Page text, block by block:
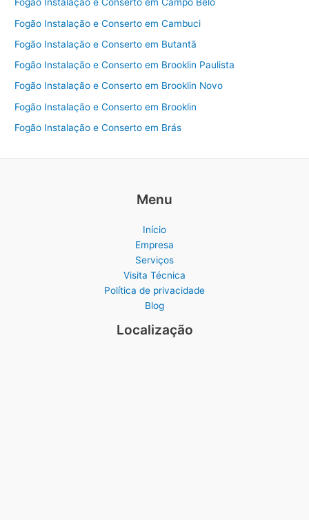
Fogão Instalação e Conserto em Campo Belo
Fogão Instalação e Conserto em Cambuci
Fogão Instalação e Conserto em Butantã
Fogão Instalação e Conserto em Brooklin Paulista
Fogão Instalação e Conserto em Brooklin Novo
Fogão Instalação e Conserto em Brooklin
Fogão Instalação e Conserto em Brás
Menu
Início
Empresa
Serviços
Visita Técnica
Política de privacidade
Blog
Localização